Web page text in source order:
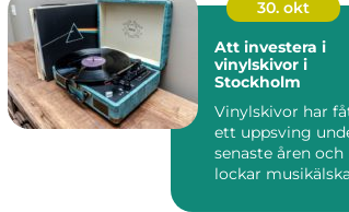
30. okt
Att investera i
vinylskivor i
Stockholm
Vinylskivor har
ett uppsving
senaste åren och
lockar